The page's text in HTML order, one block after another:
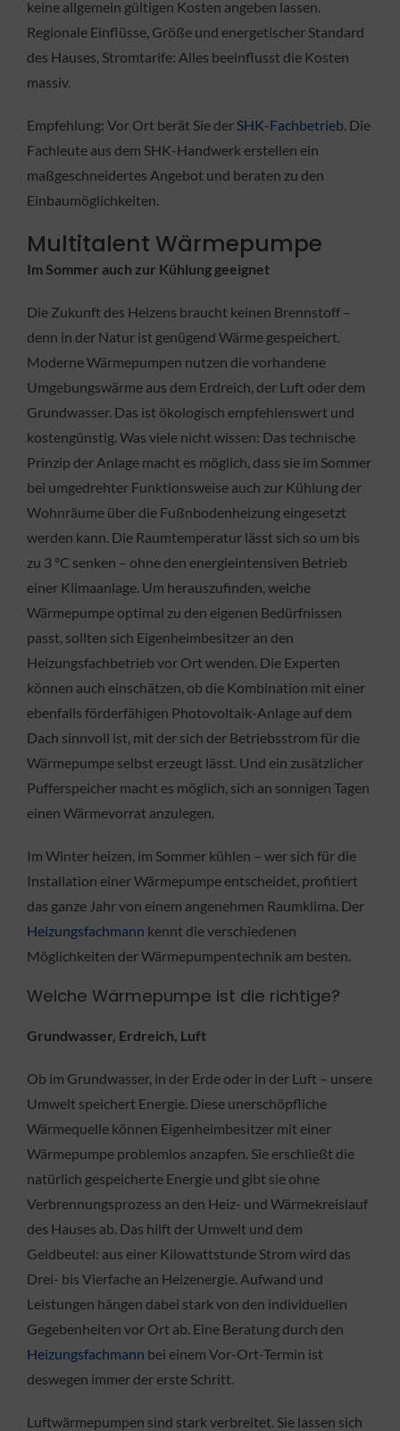
keine allgemein gültigen Kosten angeben lassen.
Regionale Einflüsse, Größe und energetischer Standard
des Hauses, Stromtarife: Alles beeinflusst die Kosten
massiv.
Empfehlung: Vor Ort berät Sie derSHK-Fachbetrieb. Die
Fachleute aus dem SHK-Handwerk erstellen ein
maßgeschneidertes Angebot und beraten zu den
Einbaumöglichkeiten.
Multitalent Wärmepumpe
Im Sommer auch zur Kühlung geeignet
Die Zukunft des Heizens braucht keinen Brennstoff –
denn in der Natur ist genügend Wärme gespeichert.
Moderne Wärmepumpen nutzen die vorhandene
Umgebungswärme aus dem Erdreich, der Luft oder dem
Grundwasser. Das ist ökologisch empfehlenswert und
kostengünstig. Was viele nicht wissen: Das technische
Prinzip der Anlage macht es möglich, dass sie im Sommer
bei umgedrehter Funktionsweise auch zur Kühlung der
Wohnräume über die Fußnbodenheizung eingesetzt
werden kann. Die Raumtemperatur lässt sich so um bis
zu 3 °C senken – ohne den energieintensiven Betrieb
einer Klimaanlage. Um herauszufinden, welche
Wärmepumpe optimal zu den eigenen Bedürfnissen
passt, sollten sich Eigenheimbesitzer an den
Heizungsfachbetrieb vor Ort wenden. Die Experten
können auch einschätzen, ob die Kombination mit einer
ebenfalls förderfähigen Photovoltaik-Anlage auf dem
Dach sinnvoll ist, mit der sich der Betriebsstrom für die
Wärmepumpe selbst erzeugt lässt. Und ein zusätzlicher
Pufferspeicher macht es möglich, sich an sonnigen Tagen
einen Wärmevorrat anzulegen.
Im Winter heizen, im Sommer kühlen – wer sich für die
Installation einer Wärmepumpe entscheidet, profitiert
das ganze Jahr von einem angenehmen Raumklima. Der
Heizungsfachmann kennt die verschiedenen
Möglichkeiten der Wärmepumpentechnik am besten.
Welche Wärmepumpe ist die richtige?
Grundwasser, Erdreich, Luft
Ob im Grundwasser, in der Erde oder in der Luft – unsere
Umwelt speichert Energie. Diese unerschöpfliche
Wärmequelle können Eigenheimbesitzer mit einer
Wärmepumpe problemlos anzapfen. Sie erschließt die
natürlich gespeicherte Energie und gibt sie ohne
Verbrennungsprozess an den Heiz- und Wärmekreislauf
des Hauses ab. Das hilft der Umwelt und dem
Geldbeutel: aus einer Kilowattstunde Strom wird das
Drei- bis Vierfache an Heizenergie. Aufwand und
Leistungen hängen dabei stark von den individuellen
Gegebenheiten vor Ort ab. Eine Beratung durch den
Heizungsfachmann bei einem Vor-Ort-Termin ist
deswegen immer der erste Schritt.
Luftwärmepumpen sind stark verbreitet. Sie lassen sich